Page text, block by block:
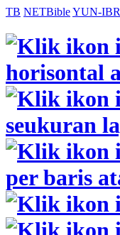
TB NETBibleYUN-IBR